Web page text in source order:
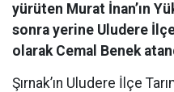
yürüten Murat İnan’ın
sonra yerine Uludere
olarak Cemal Benek
Şırnak’ın Uludere İlçe